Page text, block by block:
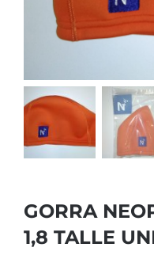
GORRA
1,8 TALLE